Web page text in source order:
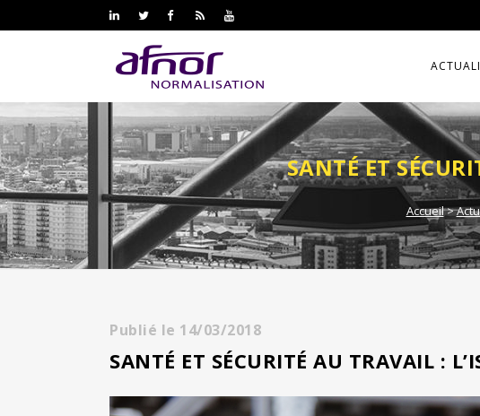
SANTÉ ET
Accueil>
Publié le 14/03/2018
SANTÉ ET SÉCURITÉ AU TRAVAIL :